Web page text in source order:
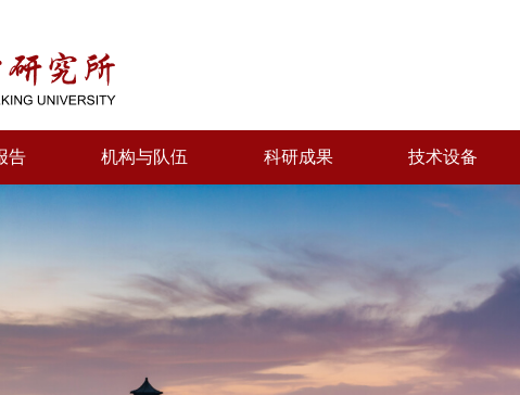
告 机构与队伍 科研成果 技术设备